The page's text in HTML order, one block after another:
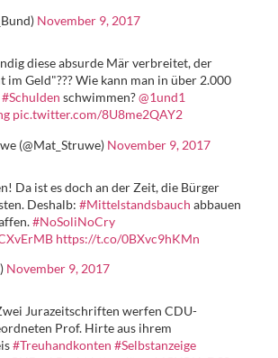
November 9, 2017
diese absurde Mär verbreitet, der
im Geld"??? Wie kann man in über 2.000
#Schulden schwimmen?@1und1
pic.twitter.com/8U8me2QAY2
(@Mat_Struwe) November 9, 2017
Da ist es doch an der Zeit, die Bürger
Deshalb: #Mittelstandsbauch abbauen
#NoSoliNoCry
https://t.co/0BXvc9hKMn
November 9, 2017
Jurazeitschriften werfen CDU-
Prof. Hirte aus ihrem
#Treuhandkonten #Selbstanzeige